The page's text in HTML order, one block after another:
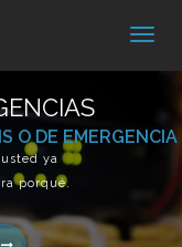
O DE EMERGENCIA
ya
porqué.